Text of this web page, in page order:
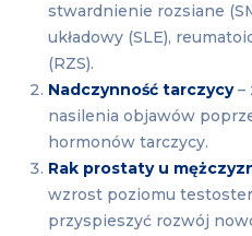
stwardnienie rozsiane
układowy (SLE),
(RZS).
Nadczynność tarczycy–
nasilenia objawów
hormonów tarczycy.
Rak prostaty u
wzrost poziomu
przyspieszyć rozwój